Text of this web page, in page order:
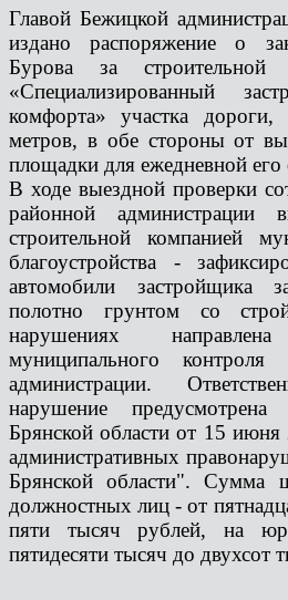
Главой Бежицкой
издано распоряжение о
Бурова за
«Специализированный
комфорта» участка дороги,
метров, в обе стороны от
площадки для ежедневной его
В ходе выездной проверки
районной администрации
строительной компанией
благоустройства -
автомобили застройщика
полотно грунтом со
нарушениях
муниципального контроля
администрации.
нарушение
Брянской области от 15
административных
Брянской области". Сумма
должностных лиц - от
пяти тысяч рублей, на
пятидесяти тысяч до двухсот